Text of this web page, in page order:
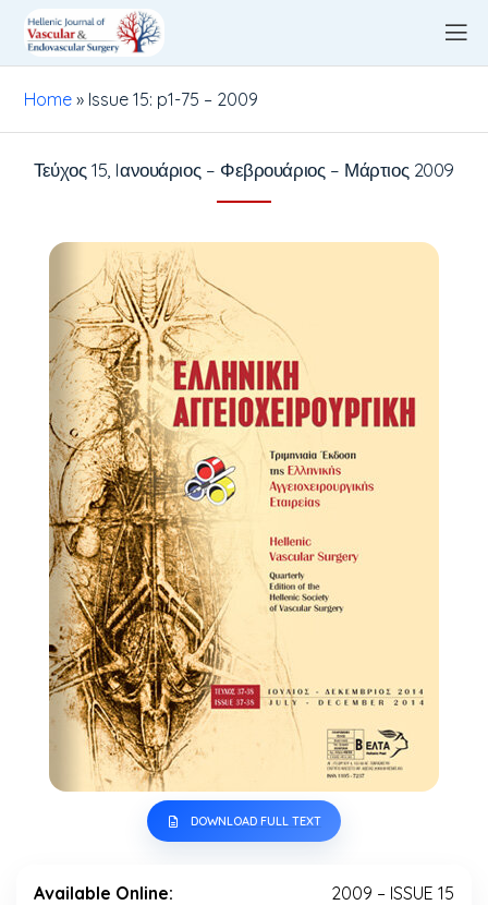
Home » Issue 15: p1-75 – 2009
Τεύχος 15, Iανουάριος – Φεβρουάριος – Μάρτιος 2009
DOWNLOAD FULL TEXT
Available Online: 2009 – ISSUE 15